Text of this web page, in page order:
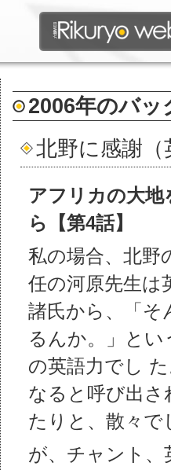
2006年のバッ
北野に感謝（
アフリカの大
ら【第4話】
私の場合、北野
任の河原先生は
諸氏から、「そ
るんか。」と
の英語力でし
なると呼び出さ
たりと、散々で
が、チャント、